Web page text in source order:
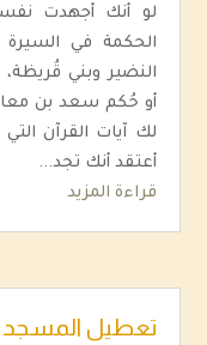
لو أنك أجهدت
الحكمة في السيرة
النضير وبني
أو حُكم سعد بن
لك آيات القرآن
أعتقد أنك تجد...
قراءة المزيد
تعطيل المسجد